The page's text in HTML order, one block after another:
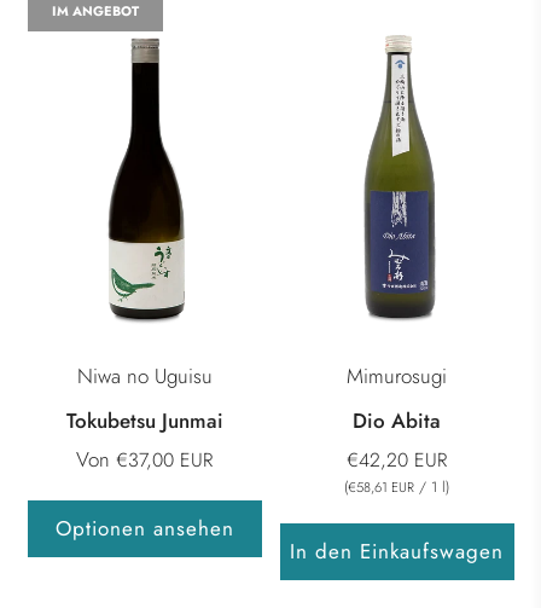
Niwa no Uguisu
Tokubetsu Junmai
Von €37,00 EUR
Optionen ansehen
IM ANGEBOT
Mimurosugi
Dio Abita
€42,20 EUR
(€58,61 EUR / 1 l)
In den Einkaufswagen